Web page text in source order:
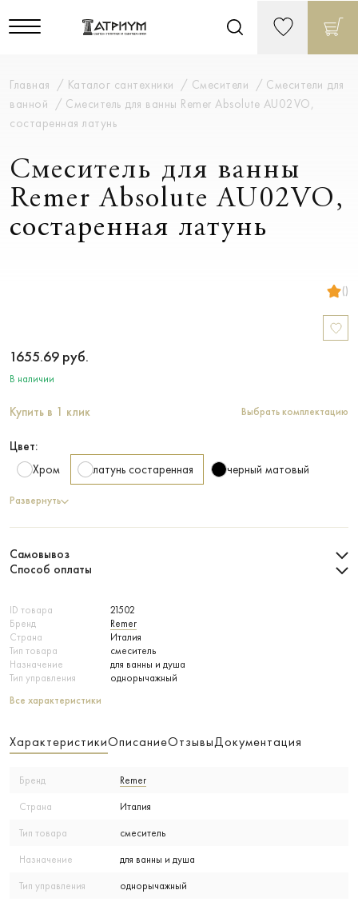
Главная Каталог сантехники Смесители
Смесители для
ванной
Смеситель для ванны Remer Absolute AU02VO,
состаренная латунь
Смеситель для ванны
Remer Absolute AU02VO,
состаренная латунь
()
ID товара
21502
Бренд
Remer
Страна
Италия
Тип товара
смеситель
Назначение
для ванны и душа
Тип управления
однорычажный
Все характеристики
1655.69 руб.
В наличии
Купить в 1 клик Выбрать комплектацию
Цвет:
Хром
латунь состаренная черный матовый
Развернуть
Самовывоз
Способ оплаты
ХарактеристикиОписаниеОтзывыДокументация
Бренд Remer
Страна Италия
Тип товара смеситель
Назначение для ванны и душа
Тип управления однорычажный